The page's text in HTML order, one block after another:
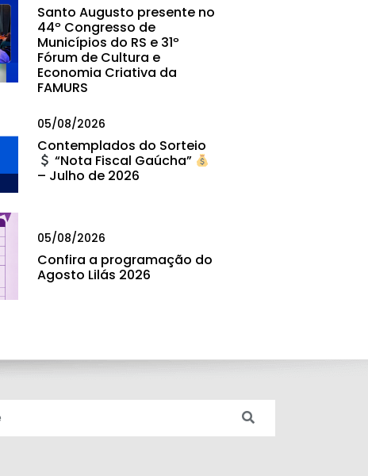
Santo Augusto presente no
44º Congresso de
Municípios do RS e 31º
Fórum de Cultura e
Economia Criativa da
FAMURS
05/08/2026
Contemplados do Sorteio
“Nota Fiscal Gaúcha”
– Julho de 2026
05/08/2026
Confira a programação do
Agosto Lilás 2026